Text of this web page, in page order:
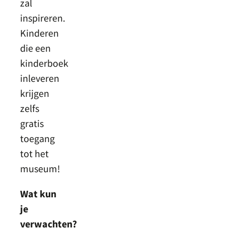
zal
inspireren.
Kinderen
die een
kinderboek
inleveren
krijgen
zelfs
gratis
toegang
tot het
museum!
Wat kun
je
verwachten?